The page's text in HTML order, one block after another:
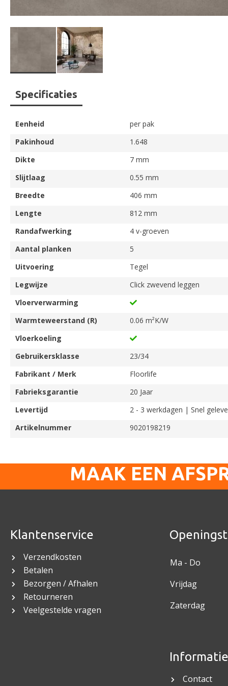
Ga
naar
het
begin
van
de
gallerij
Specificaties
Eenheid
per pak
Pakinhoud
1.648
Dikte
7 mm
Slijtlaag
0.55 mm
Breedte
406 mm
Lengte
812 mm
Randafwerking
4 v-groeven
Aantal planken
5
Uitvoering
Tegel
Legwijze
Click zwevend leggen
Vloerverwarming
Warmteweerstand (R)
0.06 m²K/W
Vloerkoeling
Gebruikersklasse
23/34
Fabrikant / Merk
Floorlife
Fabrieksgarantie
20 Jaar
Levertijd
2 - 3 werkdagen | Snel
Artikelnummer
9020198219
MAAK EEN
Klantenservice
Verzendkosten
Betalen
Bezorgen / Afhalen
Retourneren
Veelgestelde vragen
Ma - Do
Vrijdag
Zaterdag
Informatie
Contact